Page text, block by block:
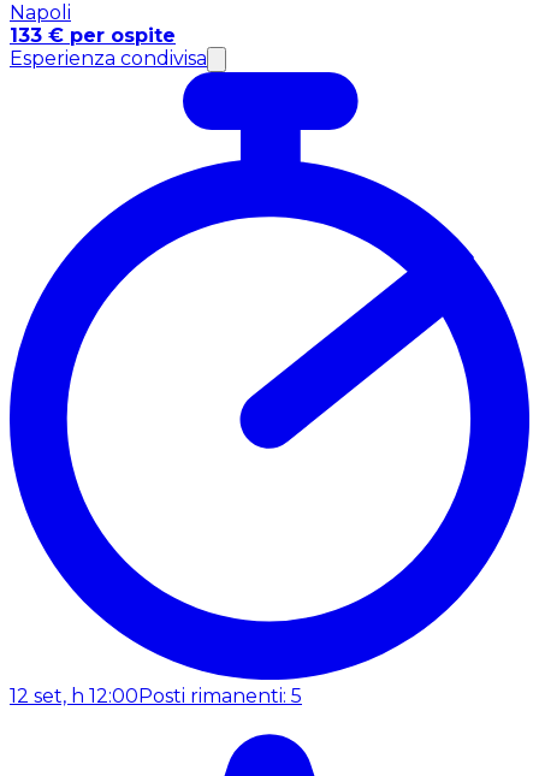
Napoli
133 € per ospite
Esperienza condivisa
12 set, h 12:00Posti rimanenti: 5